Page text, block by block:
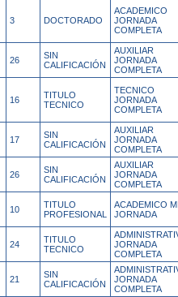
3 DOCTORADO
ACADEMICO
JORNADA
COMPLETA
26
SIN
CALIFICACIÓN
AUXILIAR
JORNADA
COMPLETA
16
TITULO
TECNICO
TECNICO
JORNADA
COMPLETA
17
SIN
CALIFICACIÓN
AUXILIAR
JORNADA
COMPLETA
26
SIN
CALIFICACIÓN
AUXILIAR
JORNADA
COMPLETA
10
TITULO
PROFESIONAL
ACADEMICO
JORNADA
24
TITULO
TECNICO
JORNADA
COMPLETA
21
SIN
CALIFICACIÓN
JORNADA
COMPLETA